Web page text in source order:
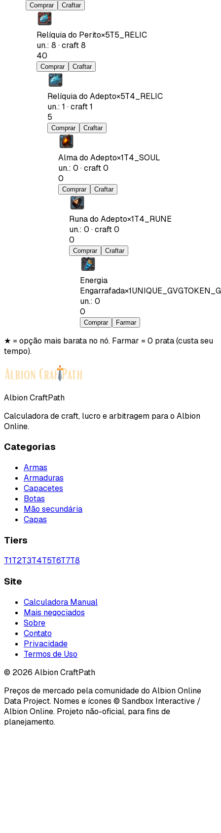
Comprar Craftar
Relíquia do Perito×5T5_RELIC
un.: 8 ·craft8
40
Comprar Craftar
Relíquia do Adepto×5T4_RELIC
un.: 1 ·craft1
5
Comprar Craftar
Alma do Adepto×1T4_SOUL
un.: 0 ·craft0
0
Comprar Craftar
Runa do Adepto×1T4_RUNE
un.: 0 ·craft0
0
Comprar Craftar
Energia
Engarrafada×1
un.: 0
0
Comprar Farmar
★ = opção mais barata no nó. Farmar = 0 prata (custa seu
tempo).
Albion CraftPath
Calculadora de craft, lucro e arbitragem para o Albion
Online.
Categorias
Armas
Armaduras
Capacetes
Botas
Mão secundária
Capas
Tiers
T1T2T3T4T5T6T7T8
Site
Calculadora Manual
Mais negociados
Sobre
Contato
Privacidade
Termos de Uso
© 2026 Albion CraftPath
Preços de mercado pela comunidade do Albion Online
Data Project. Nomes e ícones © Sandbox Interactive /
Albion Online. Projeto não-oficial, para fins de
planejamento.